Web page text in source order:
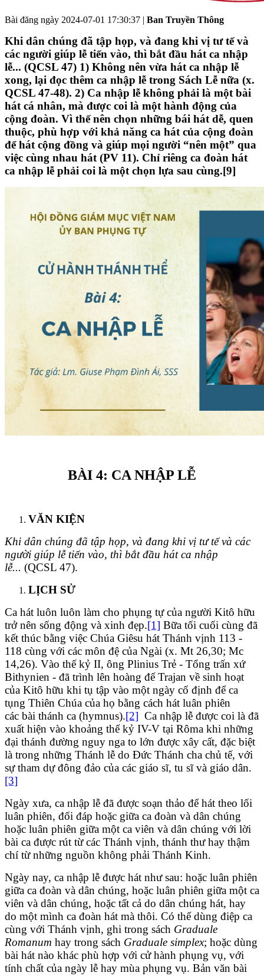
Bài đăng ngày 2024-07-01 17:30:37 | Ban Truyền Thông
Khi dân chúng đã tập họp, và đang khi vị tư tế và
các người giúp lễ tiến vào, thì bắt đầu hát ca nhập
lễ... (QCSL 47) 1) Không nên vừa hát ca nhập lễ
xong, lại đọc thêm ca nhập lễ trong Sách Lễ nữa (x.
QCSL 47-48). 2) Ca nhập lễ không phải là một bài
hát cá nhân, mà được coi là một hành động của
cộng đoàn. Vì thế nên chọn những bái hát dễ, quen
thuộc, phù hợp với khả năng ca hát của cộng đoàn
để hát cộng đồng và giúp mọi người “nên một” qua
việc cùng nhau hát (PV 11). Chỉ riêng ca đoàn hát
ca nhập lễ phải coi là một chọn lựa sau cùng.[9]
BÀI 4: CA NHẬP LỄ
VĂN KIỆN
Khi dân chúng đã tập họp, và đang khi vị tư tế và các
người giúp lễ tiến vào, thì bắt đầu hát ca nhập
lễ... (QCSL 47).
LỊCH SỬ
Ca hát luôn luôn làm cho phụng tự của người Kitô hữu
trở nên sống động và xinh đẹp.[1] Bữa tối cuối cùng đã
kết thúc bằng việc Chúa Giêsu hát Thánh vịnh 113 -
118 cùng với các môn đệ của Ngài (x. Mt 26,30; Mc
14,26). Vào thế kỷ II, ông Plinius Trẻ - Tổng trấn xứ
Bithynien - đã trình lên hoàng đế Trajan về sinh hoạt
của Kitô hữu khi tụ tập vào một ngày cố định để ca
tụng Thiên Chúa của họ bằng cách hát luân phiên
các bài thánh ca (hymnus).[2] Ca nhập lễ được coi là đã
xuất hiện vào khoảng thế kỷ IV-V tại Rôma khi những
đại thánh đường nguy nga to lớn được xây cất, đặc biệt
là trong những Thánh lễ do Đức Thánh cha chủ tế, với
sự tham dự đông đảo của các giáo sĩ, tu sĩ và giáo dân.
[3]
Ngày xưa, ca nhập lễ đã được soạn thảo để hát theo lối
luân phiên, đối đáp hoặc giữa ca đoàn và dân chúng
hoặc luân phiên giữa một ca viên và dân chúng với lời
bài ca được rút từ các Thánh vịnh, thánh thư hay thậm
chí từ những nguồn không phải Thánh Kinh.
Ngày nay, ca nhập lễ được hát như sau: hoặc luân phiên
giữa ca đoàn và dân chúng, hoặc luân phiên giữa một ca
viên và dân chúng, hoặc tất cả do dân chúng hát, hay
do một mình ca đoàn hát mà thôi. Có thể dùng điệp ca
cùng với Thánh vịnh, ghi trong sách Graduale
Romanum hay trong sách Graduale simplex; hoặc dùng
bài hát nào khác phù hợp với cử hành phụng vụ, với
tính chất của ngày lễ hay mùa phụng vụ. Bản văn bài